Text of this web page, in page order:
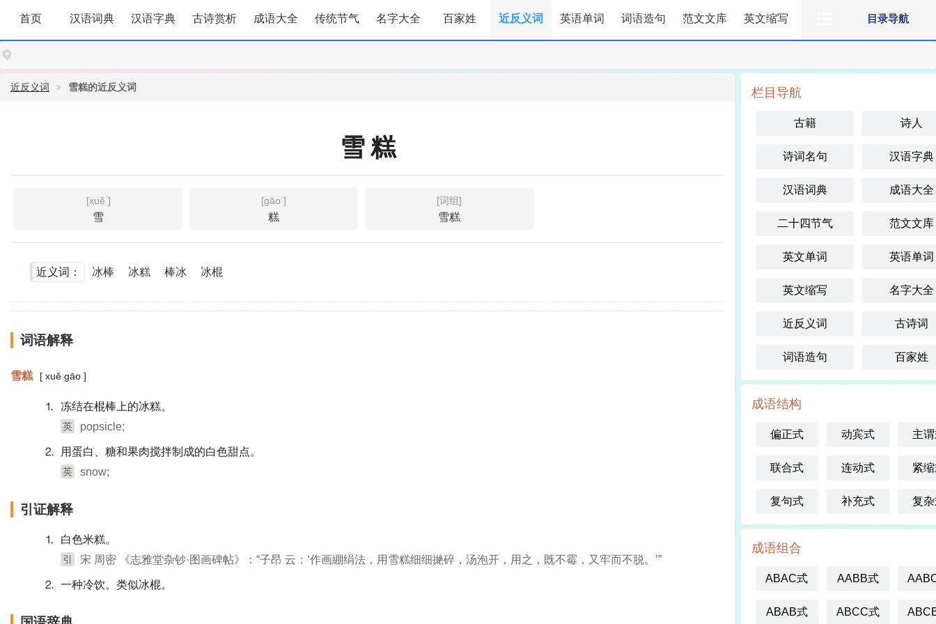
目录导航
首页 汉语词典 汉语字典 古诗赏析 成语大全 传统节气 名字大全 百家姓 近反义词 英语单词 词语造句 范文文库 英文缩写
近反义词 雪糕的近反义词
雪糕
[xuě ]
雪
[gāo ]
糕
[词组]
雪糕
近义词： 冰棒 冰糕 棒冰 冰棍
词语解释
雪糕 [ xuě gāo ]
⒈ 冻结在棍棒上的冰糕。
英 popsicle;
⒉ 用蛋白、糖和果肉搅拌制成的白色甜点。
英 snow;
引证解释
⒈ 白色米糕。
引 宋 周密 《志雅堂杂钞·图画碑帖》：“子昂 云：‘作画綳绢法，用雪糕细细撧碎，汤泡开，用之，既不霉，又牢而不脱。’”
⒉ 一种冷饮。类似冰棍。
栏目导航
古籍 诗人
诗词名句 汉语字典
汉语词典 成语大全
二十四节气 范文文库
英文单词 英语单词
英文缩写 名字大全
近反义词 古诗词
词语造句 百家姓
成语结构
偏正式 动宾式 主
联合式 连动式 紧
复句式 补充式 复
成语组合
ABAC式 AABB式
ABAB式 ABCC式